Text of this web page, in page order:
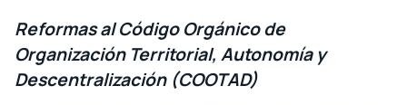
Reformas al Código Orgánico de
Organización Territorial, Autonomía y
Descentralización (COOTAD)